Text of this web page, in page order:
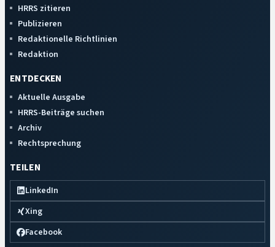
HRRS zitieren
Publizieren
Redaktionelle Richtlinien
Redaktion
ENTDECKEN
Aktuelle Ausgabe
HRRS-Beiträge suchen
Archiv
Rechtsprechung
TEILEN
LinkedIn
Xing
Facebook